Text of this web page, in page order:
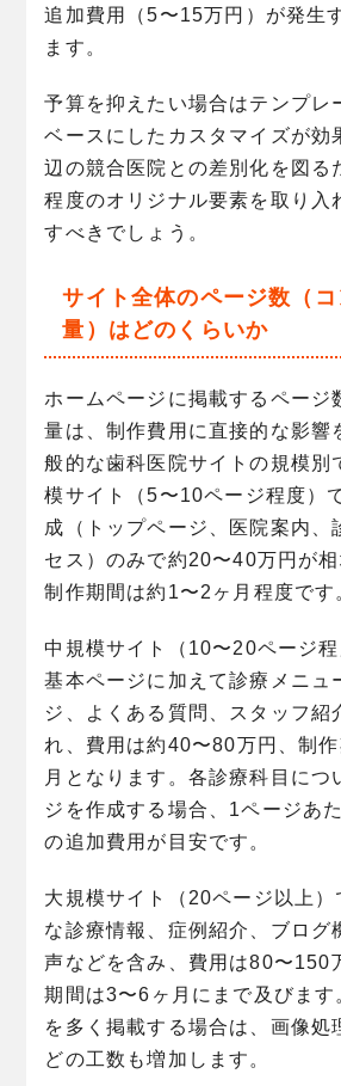
追加費用（5〜15万円）が発生
ます。
予算を抑えたい場合はテンプレ
ベースにしたカスタマイズが効
辺の競合医院との差別化を図る
程度のオリジナル要素を取り入
すべきでしょう。
サイト全体のページ数（コ
量）はどのくらいか
ホームページに掲載するページ
量は、制作費用に直接的な影響
般的な歯科医院サイトの規模別
模サイト（5〜10ページ程度）
成（トップページ、医院案内、
セス）のみで約20〜40万円が相
制作期間は約1〜2ヶ月程度です
中規模サイト（10〜20ページ程
基本ページに加えて診療メニュ
ジ、よくある質問、スタッフ紹
れ、費用は約40〜80万円、制
月となります。各診療科目につ
ジを作成する場合、1ページあ
の追加費用が目安です。
大規模サイト（20ページ以上）
な診療情報、症例紹介、ブログ
声などを含み、費用は80〜150
期間は3〜6ヶ月にまで及びます
を多く掲載する場合は、画像処
どの工数も増加します。